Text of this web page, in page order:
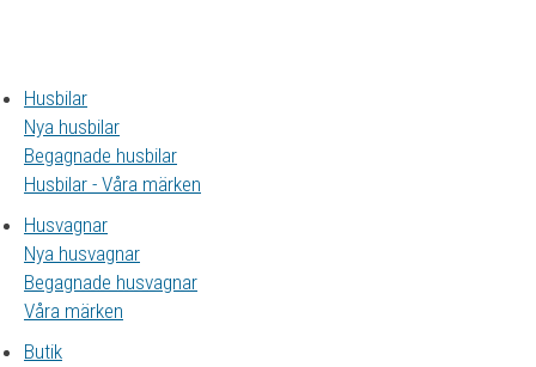
Husbilar
Nya husbilar
Begagnade husbilar
Husbilar - Våra märken
Husvagnar
Nya husvagnar
Begagnade husvagnar
Våra märken
Butik